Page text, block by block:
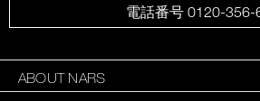
電話番号 0120-356-
ABOUT NARS